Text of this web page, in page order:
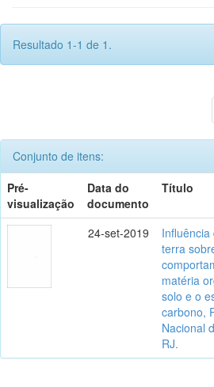
Resultado 1-1 de 1.
Conjunto de itens:
Pré-
visualização
Data do
documento
Título
24-set-2019
Influência
terra
matéria
solo e o
carbono,
Nacional
RJ.